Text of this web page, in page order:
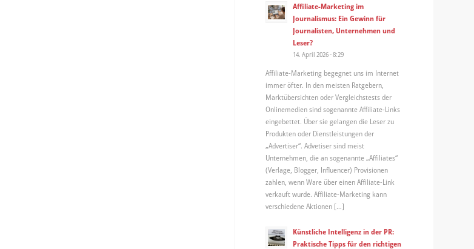
Affiliate-Marketing im
Journalismus: Ein Gewinn für
Journalisten, Unternehmen und
Leser?
14. April 2026 - 8:29
Affiliate-Marketing begegnet uns im Internet
immer öfter. In den meisten Ratgebern,
Marktübersichten oder Vergleichstests der
Onlinemedien sind sogenannte Affiliate-Links
eingebettet. Über sie gelangen die Leser zu
Produkten oder Dienstleistungen der
„Advertiser“. Advetiser sind meist
Unternehmen, die an sogenannte „Affiliates“
(Verlage, Blogger, Influencer) Provisionen
zahlen, wenn Ware über einen Affiliate-Link
verkauft wurde. Affiliate-Marketing kann
verschiedene Aktionen […]
Künstliche Intelligenz in der PR:
Praktische Tipps für den richtigen